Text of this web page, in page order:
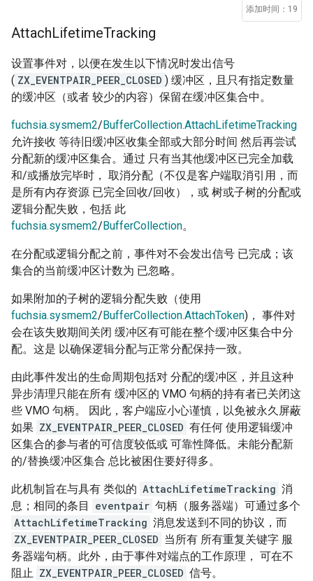
添加时间：19
AttachLifetimeTracking
设置事件对，以便在发生以下情况时发出信号
( ZX_EVENTPAIR_PEER_CLOSED ) 缓冲区，且只有指定数量
的缓冲区（或者 较少的内容）保留在缓冲区集合中。
fuchsia.sysmem2/ BufferCollection.AttachLifetimeTracking
允许接收 等待旧缓冲区收集全部或大部分时间 然后再尝试
分配新的缓冲区集合。通过 只有当其他缓冲区已完全加载
和/或播放完毕时， 取消分配（不仅是客户端取消引用，而
是所有内存资源 已完全回收/回收），或 树或子树的分配或
逻辑分配失败，包括 此
fuchsia.sysmem2/ BufferCollection。
在分配或逻辑分配之前，事件对不会发出信号 已完成；该
集合的当前缓冲区计数为 已忽略。
如果附加的子树的逻辑分配失败（使用
fuchsia.sysmem2/ BufferCollection.AttachToken)， 事件对
会在该失败期间关闭 缓冲区有可能在整个缓冲区集合中分
配。这是 以确保逻辑分配与正常分配保持一致。
由此事件发出的生命周期包括对 分配的缓冲区，并且这种
异步清理只能在所有 缓冲区的 VMO 句柄的持有者已关闭这
些 VMO 句柄。 因此，客户端应小心谨慎，以免被永久屏蔽
如果 ZX_EVENTPAIR_PEER_CLOSED 有任何 使用逻辑缓冲
区集合的参与者的可信度较低或 可靠性降低。未能分配新
的/替换缓冲区集合 总比被困住要好得多。
此机制旨在与具有 类似的 AttachLifetimeTracking 消
息；相同的条目
eventpair 句柄（服务器端）可通过多个
AttachLifetimeTracking 消息发送到不同的协议，而
ZX_EVENTPAIR_PEER_CLOSED 当所有 所有重复关键字 服
务器端句柄。此外，由于事件对端点的工作原理， 可在不
阻止 ZX_EVENTPAIR_PEER_CLOSED 信号。